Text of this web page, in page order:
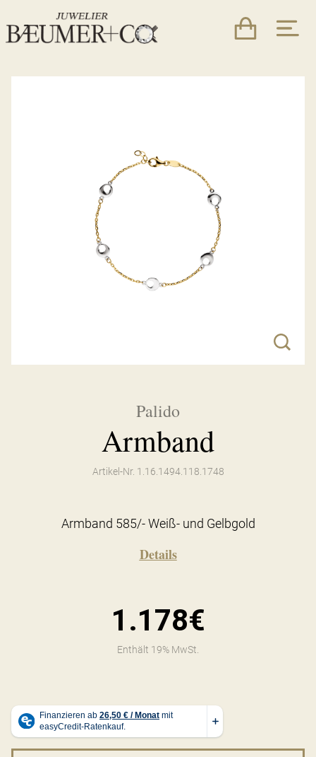
Palido
Armband
Artikel-Nr. 1.16.1494.118.1748
Armband 585/- Weiß- und Gelbgold
Details
1.178€
Enthält 19% MwSt.